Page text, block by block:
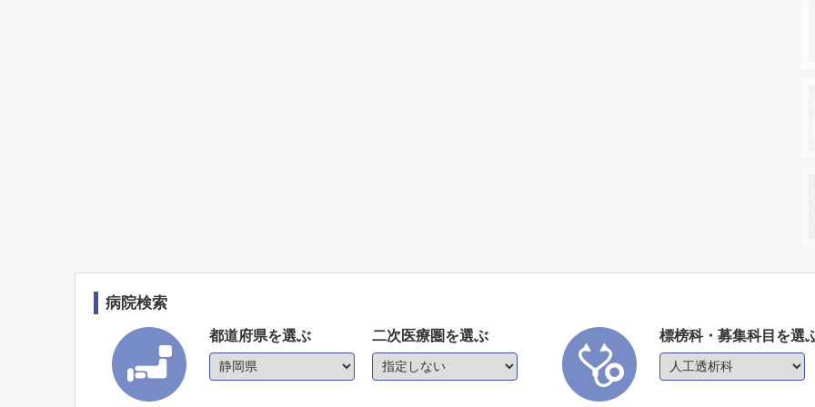
病院検索
都道府県を選ぶ 二次医療圏を選ぶ 標榜科・募集科目を選